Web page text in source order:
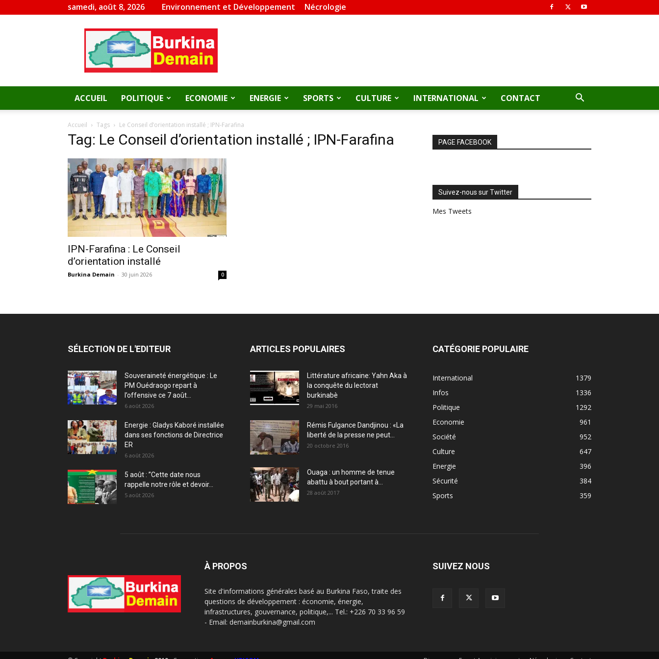
samedi, août 8, 2026 Environnement et Développement Nécrologie
Burkina
Demain
ACCUEIL POLITIQUE ECONOMIE ENERGIE SPORTS CULTURE INTERNATIONAL CONTACT
Accueil Tags Le Conseil d’orientation installé ; IPN-Farafina
Tag: Le Conseil d’orientation installé ; IPN-Farafina
IPN-Farafina : Le Conseil
d’orientation installé
Burkina Demain - 30 juin 2026 0
PAGE FACEBOOK
Suivez-nous sur Twitter
Mes Tweets
SÉLECTION DE L'EDITEUR
Souveraineté énergétique : Le
PM Ouédraogo repart à
l’offensive ce 7 août...
6 août 2026
Energie : Gladys Kaboré installée
dans ses fonctions de Directrice
ER
6 août 2026
5 août : ”Cette date nous
rappelle notre rôle et devoir...
5 août 2026
ARTICLES POPULAIRES
Littérature africaine: Yahn Aka à
la conquête du lectorat
burkinabè
29 mai 2016
Rémis Fulgance Dandjinou : «La
liberté de la presse ne peut...
20 octobre 2016
Ouaga : un homme de tenue
abattu à bout portant à...
28 août 2017
CATÉGORIE POPULAIRE
International
1379
Infos
1336
Politique
1292
Economie
961
Société
952
Culture
647
Energie
396
Sécurité
384
Sports
359
À PROPOS
Site d'informations générales basé au Burkina Faso, traite des
questions de développement : économie, énergie,
infrastructures, gouvernance, politique,... Tel.: +226 70 33 96 59
- Email: demainburkina@gmail.com
SUIVEZ NOUS